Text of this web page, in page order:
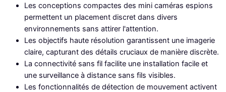
Les conceptions compactes des mini caméras espions
permettent un placement discret dans divers
environnements sans attirer l'attention.
Les objectifs haute résolution garantissent une imagerie
claire, capturant des détails cruciaux de manière discrète.
La connectivité sans fil facilite une installation facile et
une surveillance à distance sans fils visibles.
Les fonctionnalités de détection de mouvement activent